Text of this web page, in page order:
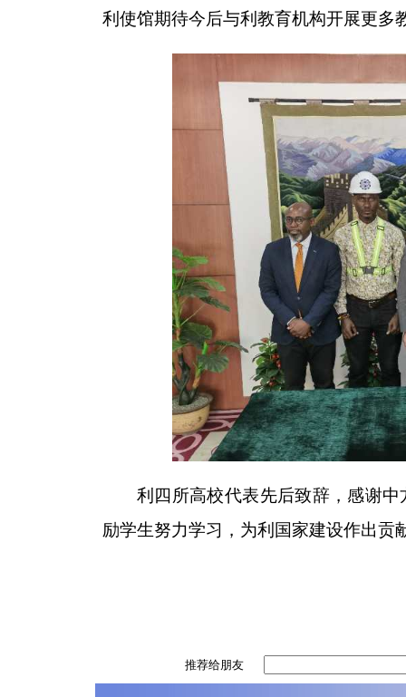
利使馆期待今后与利教育机构开展更多
利四所高校代表先后致辞，感谢
励学生努力学习，为利国家建设作出贡
推荐给朋友